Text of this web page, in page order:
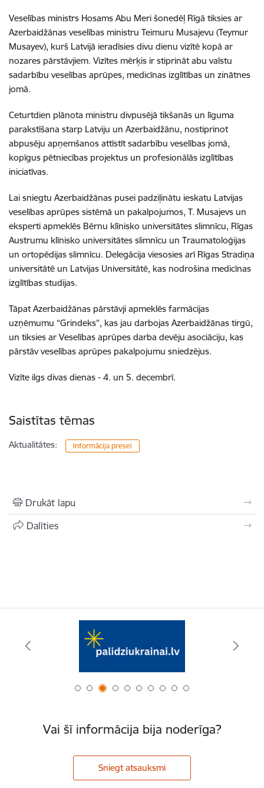
Veselības ministrs Hosams Abu Meri šonedēļ Rīgā tiksies ar
Azerbaidžānas veselības ministru Teimuru Musajevu (Teymur
Musayev), kurš Latvijā ieradīsies divu dienu vizītē kopā ar
nozares pārstāvjiem. Vizītes mērķis ir stiprināt abu valstu
sadarbību veselības aprūpes, medicīnas izglītības un zinātnes
jomā.
Ceturtdien plānota ministru divpusējā tikšanās un līguma
parakstīšana starp Latviju un Azerbaidžānu, nostiprinot
abpusēju apņemšanos attīstīt sadarbību veselības jomā,
kopīgus pētniecības projektus un profesionālās izglītības
iniciatīvas.
Lai sniegtu Azerbaidžānas pusei padziļinātu ieskatu Latvijas
veselības aprūpes sistēmā un pakalpojumos, T. Musajevs un
eksperti apmeklēs Bērnu klīnisko universitātes slimnīcu, Rīgas
Austrumu klīnisko universitātes slimnīcu un Traumatoloģijas
un ortopēdijas slimnīcu. Delegācija viesosies arī Rīgas Stradiņa
universitātē un Latvijas Universitātē, kas nodrošina medicīnas
izglītības studijas.
Tāpat Azerbaidžānas pārstāvji apmeklēs farmācijas
uzņēmumu “Grindeks”, kas jau darbojas Azerbaidžānas tirgū,
un tiksies ar Veselības aprūpes darba devēju asociāciju, kas
pārstāv veselības aprūpes pakalpojumu sniedzējus.
Vizīte ilgs divas dienas - 4. un 5. decembrī.
Saistītas tēmas
Aktualitātes: Informācija presei
Drukāt lapu
Dalīties
Vai šī informācija bija noderīga?
Sniegt atsauksmi